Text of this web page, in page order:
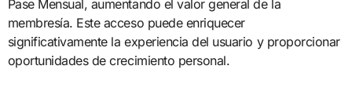
Pase Mensual, aumentando el valor general de la
membresía. Este acceso puede enriquecer
significativamente la experiencia del usuario y proporcionar
oportunidades de crecimiento personal.